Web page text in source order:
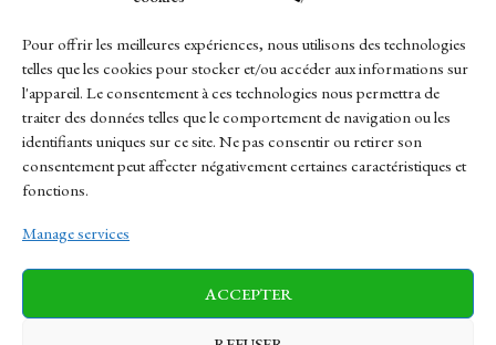
Pour offrir les meilleures expériences, nous utilisons des technologies
telles que les cookies pour stocker et/ou accéder aux informations sur
l'appareil. Le consentement à ces technologies nous permettra de
traiter des données telles que le comportement de navigation ou les
identifiants uniques sur ce site. Ne pas consentir ou retirer son
consentement peut affecter négativement certaines caractéristiques et
fonctions.
Manage services
ACCEPTER
Links
Contact
Sitemap
News Finance-Marches Politics
Business Tech Health Sports Travel